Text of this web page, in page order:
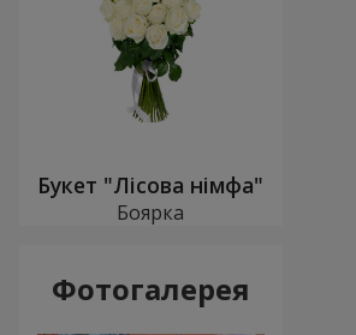
Букет "Лісова німфа"
Боярка
Фотогалерея